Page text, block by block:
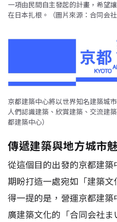
一項由民間自主發起的計畫，希望
在日本扎根。（圖片來源：合同会社
京都建築中心將以世界知名建築城
人們認識建築、欣賞建築、交流建
都建築中心）
傳遞建築與地方城市
從這個目的出發的京都建築
期盼打造一處宛如「建築
得一提的是，營運京都建
廣建築文化的「合同会社